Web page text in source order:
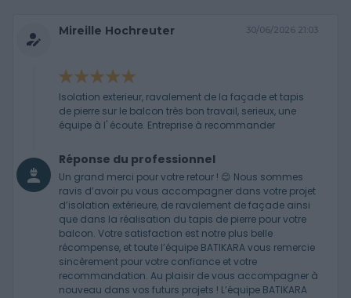
Mireille Hochreuter 30/06/2026 21:03
Isolation exterieur, ravalement de la façade et tapis
de pierre sur le balcon très bon travail, serieux, une
équipe à l' écoute. Entreprise à recommander
Réponse du professionnel
Un grand merci pour votre retour ! 😊 Nous sommes
ravis d’avoir pu vous accompagner dans votre projet
d’isolation extérieure, de ravalement de façade ainsi
que dans la réalisation du tapis de pierre pour votre
balcon. Votre satisfaction est notre plus belle
récompense, et toute l’équipe BATIKARA vous remercie
sincèrement pour votre confiance et votre
recommandation. Au plaisir de vous accompagner à
nouveau dans vos futurs projets ! L’équipe BATIKARA